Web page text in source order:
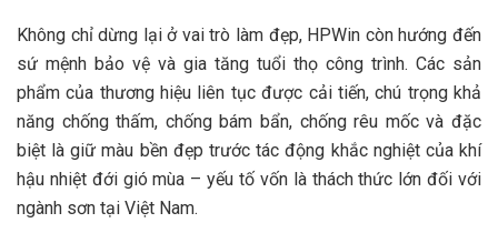
Không chỉ dừng lại ở vai trò làm đẹp, HPWin còn hướng đến
sứ mệnh bảo vệ và gia tăng tuổi thọ công trình. Các sản
phẩm của thương hiệu liên tục được cải tiến, chú trọng khả
năng chống thấm, chống bám bẩn, chống rêu mốc và đặc
biệt là giữ màu bền đẹp trước tác động khắc nghiệt của khí
hậu nhiệt đới gió mùa – yếu tố vốn là thách thức lớn đối với
ngành sơn tại Việt Nam.